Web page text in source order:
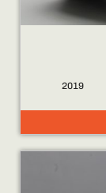
2019